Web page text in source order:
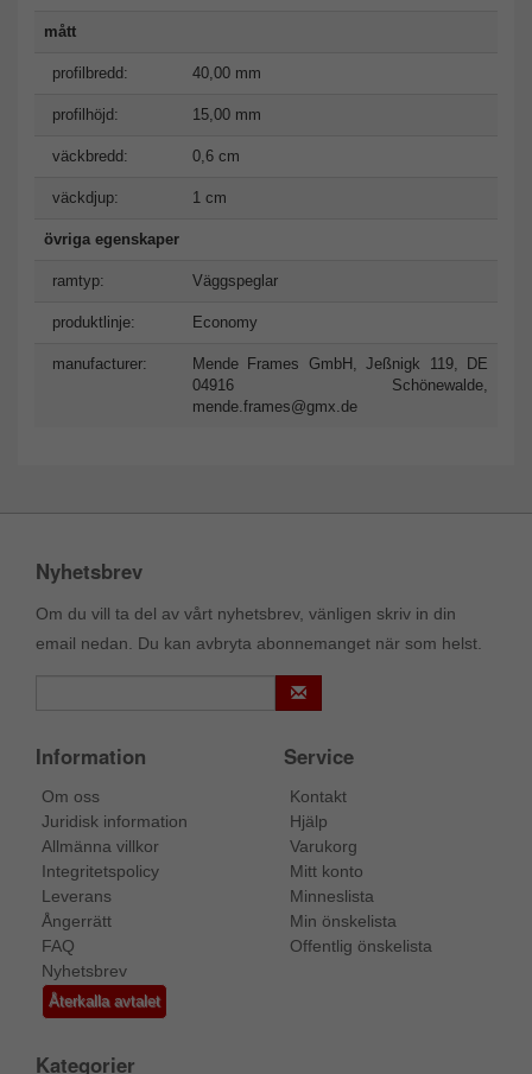
mått
profilbredd: 40,00 mm
profilhöjd: 15,00 mm
väckbredd: 0,6 cm
väckdjup: 1 cm
övriga egenskaper
ramtyp: Väggspeglar
produktlinje: Economy
manufacturer:
Mende Frames GmbH, Jeßnigk 119, DE
04916 Schönewalde,
mende.frames@gmx.de
Nyhetsbrev
Om du vill ta del av vårt nyhetsbrev, vänligen skriv in din
email nedan. Du kan avbryta abonnemanget när som helst.
Information
Om oss
Juridisk information
Allmänna villkor
Integritetspolicy
Leverans
Ångerrätt
FAQ
Nyhetsbrev
Återkalla avtalet
Service
Kontakt
Hjälp
Varukorg
Mitt konto
Minneslista
Min önskelista
Offentlig önskelista
Kategorier